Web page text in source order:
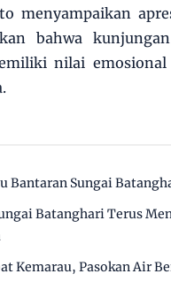
menyampaikan
bahwa
nilai emosional
Bantaran Sungai
Batanghari Terus
Kemarau, Pasokan Air